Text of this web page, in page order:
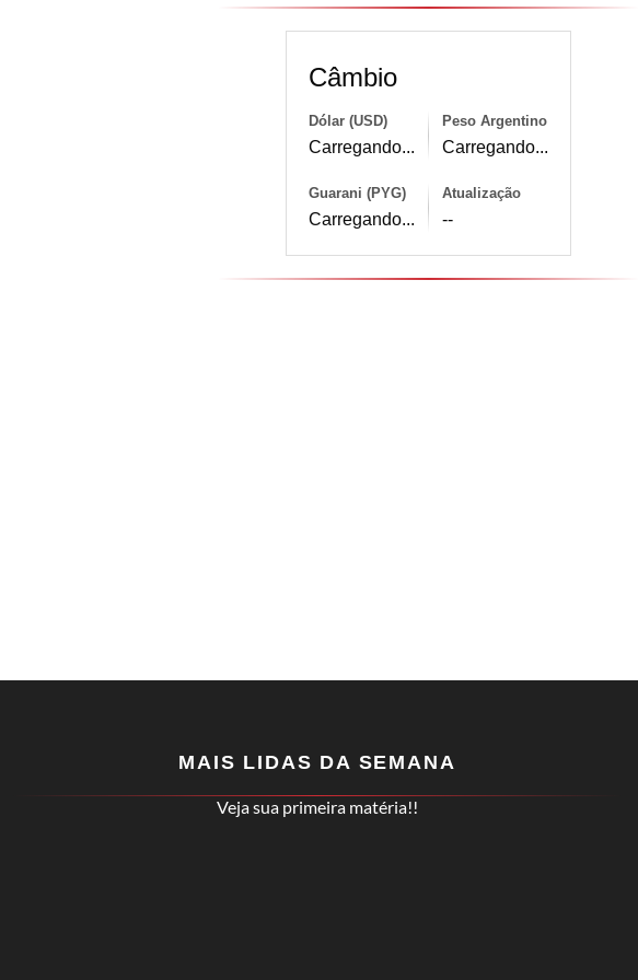
Câmbio
Dólar (USD)
Carregando...
Peso Argentino
Carregando...
Guarani (PYG)
Carregando...
Atualização
--
MAIS LIDAS DA SEMANA
Veja sua primeira matéria!!